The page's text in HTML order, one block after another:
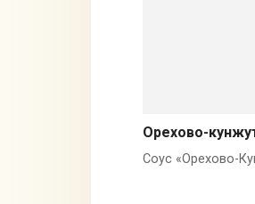
Орехово-
Соус «Орехово-